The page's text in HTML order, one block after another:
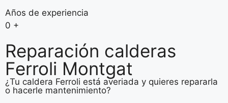
Años de experiencia
0 +
Reparación calderas
Ferroli Montgat
¿Tu caldera Ferroli está averiada y quieres repararla
o hacerle mantenimiento?